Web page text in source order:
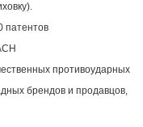
патентов
противоударных
брендов и продавцов,